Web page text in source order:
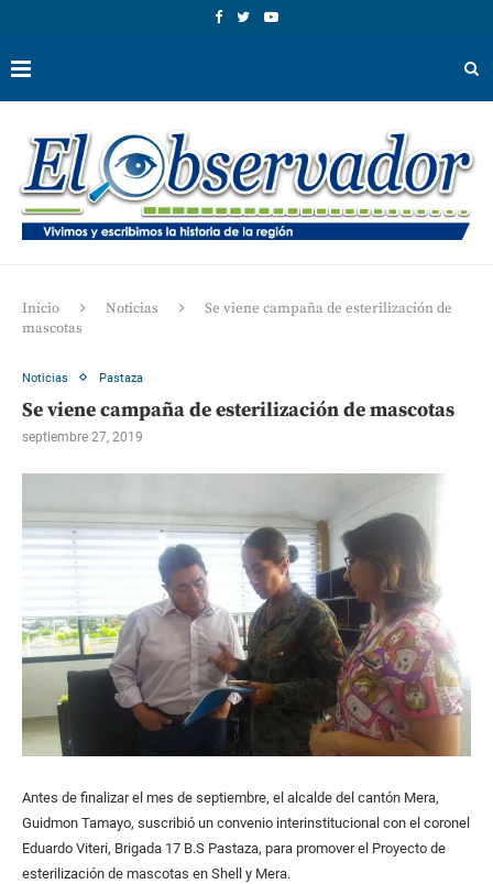
Inicio Noticias
Se viene campaña de esterilización de
mascotas
Noticias Pastaza
Se viene campaña de esterilización de mascotas
septiembre 27, 2019
Antes de finalizar el mes de septiembre, el alcalde del cantón Mera,
Guidmon Tamayo, suscribió un convenio interinstitucional con el coronel
Eduardo Viteri, Brigada 17 B.S Pastaza, para promover el Proyecto de
esterilización de mascotas en Shell y Mera.